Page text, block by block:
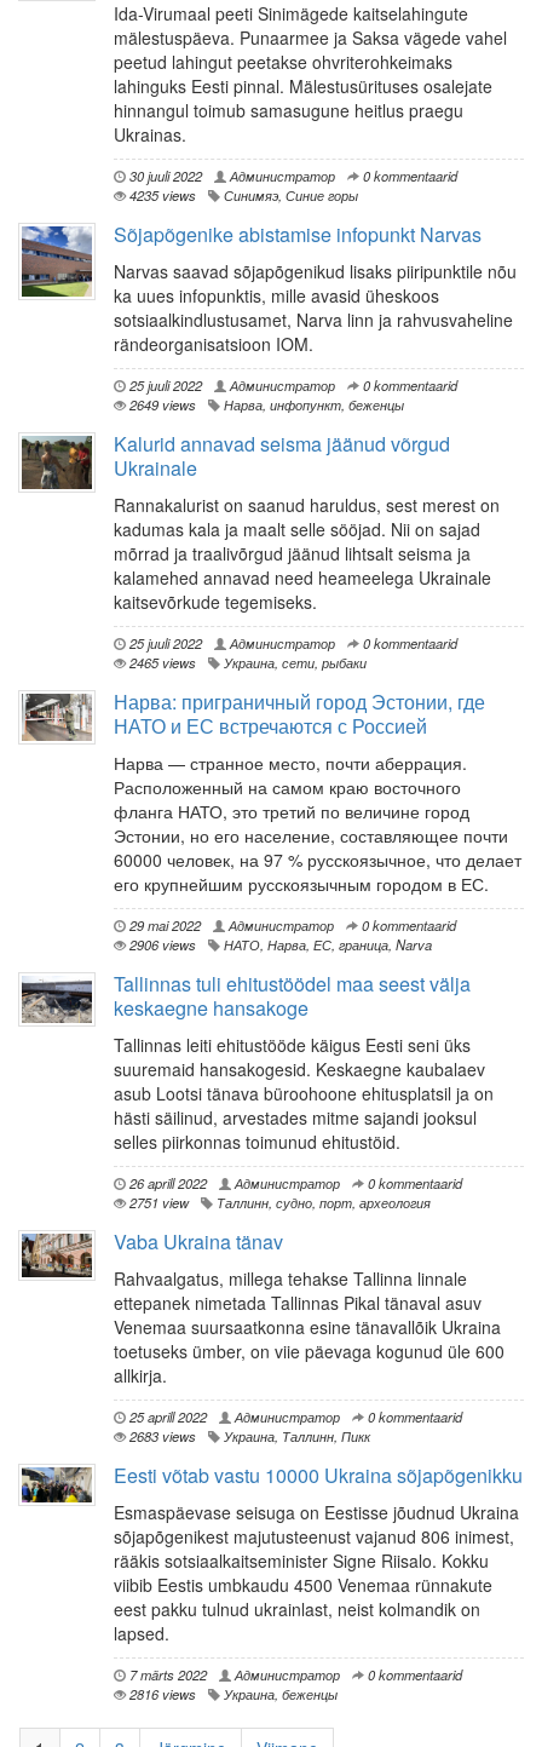
Ida-Virumaal peeti Sinimägede kaitselahingute
mälestuspäeva. Punaarmee ja Saksa vägede vahel
peetud lahingut peetakse ohvriterohkeimaks
lahinguks Eesti pinnal. Mälestusürituses osalejate
hinnangul toimub samasugune heitlus praegu
Ukrainas.
30 juuli 2022 Администратор
0 kommentaarid
4235 views
Синимяэ, Синие горы
Sõjapõgenike abistamise infopunkt Narvas
Narvas saavad sõjapõgenikud lisaks piiripunktile nõu
ka uues infopunktis, mille avasid üheskoos
sotsiaalkindlustusamet, Narva linn ja rahvusvaheline
rändeorganisatsioon IOM.
25 juuli 2022 Администратор
0 kommentaarid
2649 views
Нарва, инфопункт, беженцы
Kalurid annavad seisma jäänud võrgud
Ukrainale
Rannakalurist on saanud haruldus, sest merest on
kadumas kala ja maalt selle sööjad. Nii on sajad
mõrrad ja traalivõrgud jäänud lihtsalt seisma ja
kalamehed annavad need heameelega Ukrainale
kaitsevõrkude tegemiseks.
25 juuli 2022 Администратор
0 kommentaarid
2465 views
Украина, сети, рыбаки
Нарва: приграничный город Эстонии, где
НАТО и ЕС встречаются с Россией
Нарва — странное место, почти аберрация.
Расположенный на самом краю восточного
фланга НАТО, это третий по величине город
Эстонии, но его население, составляющее почти
60000 человек, на 97 % русскоязычное, что делает
его крупнейшим русскоязычным городом в ЕС.
29 mai 2022 Администратор
0 kommentaarid
2906 views
НАТО, Нарва, ЕС, граница, Narva
Tallinnas tuli ehitustöödel maa seest välja
keskaegne hansakoge
Tallinnas leiti ehitustööde käigus Eesti seni üks
suuremaid hansakogesid. Keskaegne kaubalaev
asub Lootsi tänava büroohoone ehitusplatsil ja on
hästi säilinud, arvestades mitme sajandi jooksul
selles piirkonnas toimunud ehitustöid.
26 aprill 2022 Администратор
0 kommentaarid
2751 view
Таллинн, судно, порт, археология
Vaba Ukraina tänav
Rahvaalgatus, millega tehakse Tallinna linnale
ettepanek nimetada Tallinnas Pikal tänaval asuv
Venemaa suursaatkonna esine tänavallõik Ukraina
toetuseks ümber, on viie päevaga kogunud üle 600
allkirja.
25 aprill 2022 Администратор
0 kommentaarid
2683 views
Украина, Таллинн, Пикк
Eesti võtab vastu 10000 Ukraina sõjapõgenikku
Esmaspäevase seisuga on Eestisse jõudnud Ukraina
sõjapõgenikest majutusteenust vajanud 806 inimest,
rääkis sotsiaalkaitseminister Signe Riisalo. Kokku
viibib Eestis umbkaudu 4500 Venemaa rünnakute
eest pakku tulnud ukrainlast, neist kolmandik on
lapsed.
7 märts 2022 Администратор
0 kommentaarid
2816 views
Украина, беженцы